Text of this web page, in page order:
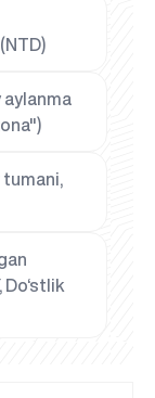
aylanma
Do‘stlik